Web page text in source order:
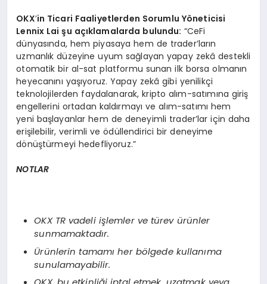
OKX’in Ticari Faaliyetlerden Sorumlu Yöneticisi
Lennix Lai şu açıklamalarda bulundu: “CeFi
dünyasında, hem piyasaya hem de trader’ların
uzmanlık düzeyine uyum sağlayan yapay zekâ destekli
otomatik bir al-sat platformu sunan ilk borsa olmanın
heyecanını yaşıyoruz. Yapay zekâ gibi yenilikçi
teknolojilerden faydalanarak, kripto alım-satımına giriş
engellerini ortadan kaldırmayı ve alım-satımı hem
yeni başlayanlar hem de deneyimli trader’lar için daha
erişilebilir, verimli ve ödüllendirici bir deneyime
dönüştürmeyi hedefliyoruz.”
NOTLAR
OKX TR vadeli işlemler ve türev ürünler
sunmamaktadır.
Ürünlerin tamamı her bölgede kullanıma
sunulamayabilir.